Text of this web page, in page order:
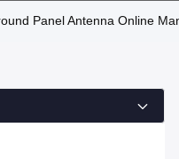
]
Panel Antenna Online